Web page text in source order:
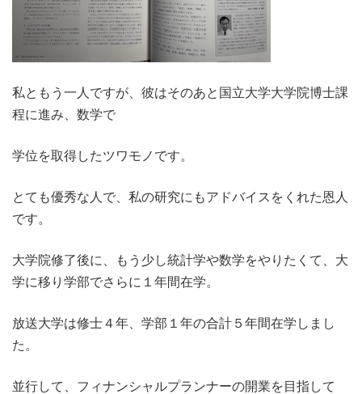
私ともう一人ですが、彼はそのあと国立大学大学院博士課
程に進み、数学で
学位を取得したツワモノです。
とても優秀な人で、私の研究にもアドバイスをくれた恩人
です。
大学院修了後に、もう少し統計学や数学をやりたくて、大
学に移り学部でさらに１年間在学。
放送大学は修士４年、学部１年の合計５年間在学しまし
た。
並行して、フィナンシャルプランナーの開業を目指して